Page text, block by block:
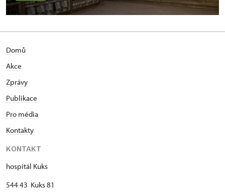
Domů
Akce
Zprávy
Publikace
Pro média
Kontakty
KONTAKT
hospitál Kuks
544 43 Kuks 81